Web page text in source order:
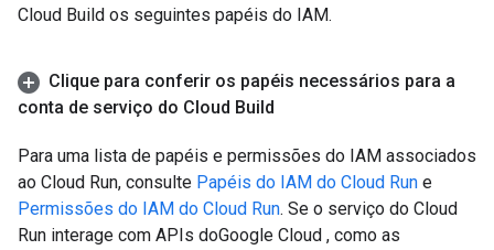
Cloud Build os seguintes papéis do IAM.
Clique para conferir os papéis necessários para a
conta de serviço do Cloud Build
Para uma lista de papéis e permissões do IAM associados
ao Cloud Run, consulte Papéis do IAM do Cloud Run e
Permissões do IAM do Cloud Run. Se o serviço do Cloud
Run interage com APIs doGoogle Cloud , como as